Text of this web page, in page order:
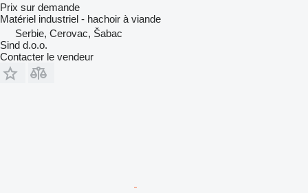
Prix sur demande
Matériel industriel - hachoir à viande
Serbie, Cerovac, Šabac
Sind d.o.o.
Contacter le vendeur